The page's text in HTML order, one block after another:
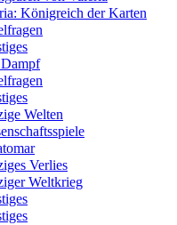
Königreich der Karten
Welten
Verlies
Weltkrieg